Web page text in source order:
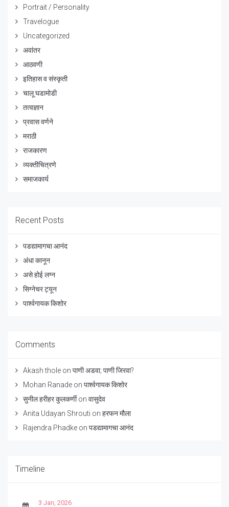
Portrait / Personality
Travelogue
Uncategorized
अवांतर
आठवणी
इतिहास व संस्कृती
चालू घडामोडी
तत्वज्ञान
प्रवास वर्णने
मराठी
राजकारण
व्यक्तीचित्रणे
समाजकार्य
Recent Posts
पडद्यामागचा आनंद
अंधा कानून
असे होई लग्न
सिग्नेचर ट्यून
पार्श्वगायक किशोर
Comments
Akash thole on पाणी अडवा; पाणी जिरवा?
Mohan Ranade on पार्श्वगायक किशोर
सुनील हरीहर कुलकर्णीon वासुदेव
Anita Udayan Shrouti on हरफन मौला
Rajendra Phadke on पडद्यामागचा आनंद
Timeline
3 Jan, 2026